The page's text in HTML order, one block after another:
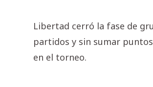
Libertad cerró la fase de
partidos y sin sumar
en el torneo.